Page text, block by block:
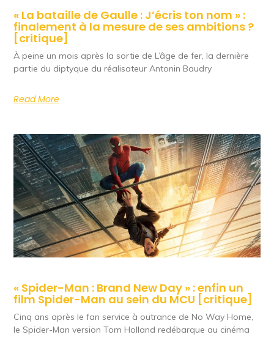
« La bataille de Gaulle : J’écris ton nom » :
finalement à la mesure de ses ambitions ?
[critique]
À peine un mois après la sortie de L’âge de fer, la dernière
partie du diptyque du réalisateur Antonin Baudry
Read More
« Spider-Man : Brand New Day » : enfin un
film Spider-Man au sein du MCU [critique]
Cinq ans après le fan service à outrance de No Way Home,
le Spider-Man version Tom Holland redébarque au cinéma